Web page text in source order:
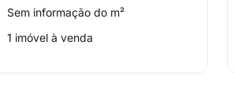
Sem informação do m²
1 imóvel à venda